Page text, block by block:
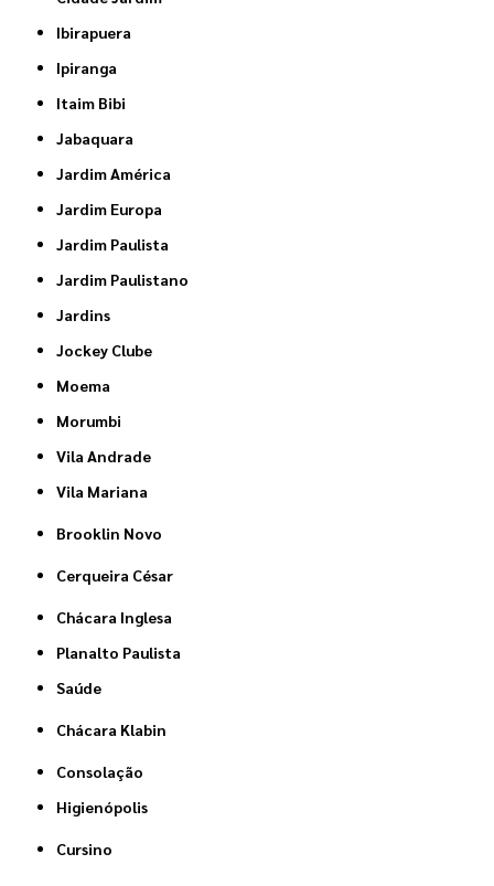
Ibirapuera
Ipiranga
Itaim Bibi
Jabaquara
Jardim América
Jardim Europa
Jardim Paulista
Jardim Paulistano
Jardins
Jockey Clube
Moema
Morumbi
Vila Andrade
Vila Mariana
Brooklin Novo
Cerqueira César
Chácara Inglesa
Planalto Paulista
Saúde
Chácara Klabin
Consolação
Higienópolis
Cursino